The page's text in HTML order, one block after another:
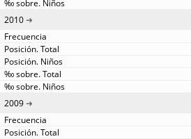
2010
2009